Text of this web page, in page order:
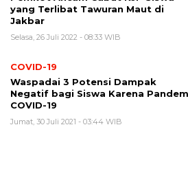
yang Terlibat Tawuran Maut di
Jakbar
Selasa, 26 Juli 2022 - 08:33 WIB
COVID-19
Waspadai 3 Potensi Dampak
Negatif bagi Siswa Karena
COVID-19
Jumat, 30 Juli 2021 - 03:44 WIB